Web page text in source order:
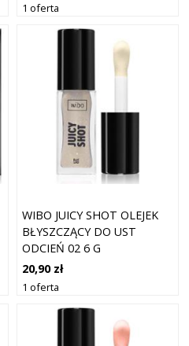
1 oferta
WIBO JUICY SHOT OLEJEK
BŁYSZCZĄCY DO UST
ODCIEŃ 02 6 G
20,90 zł
1 oferta